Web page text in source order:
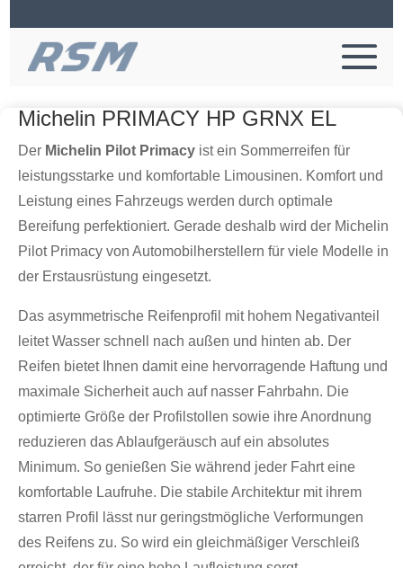
Michelin PRIMACY HP GRNX EL
Der Michelin Pilot Primacy ist ein Sommerreifen für
leistungsstarke und komfortable Limousinen. Komfort und
Leistung eines Fahrzeugs werden durch optimale
Bereifung perfektioniert. Gerade deshalb wird der Michelin
Pilot Primacy von Automobilherstellern für viele Modelle in
der Erstausrüstung eingesetzt.
Das asymmetrische Reifenprofil mit hohem Negativanteil
leitet Wasser schnell nach außen und hinten ab. Der
Reifen bietet Ihnen damit eine hervorragende Haftung und
maximale Sicherheit auch auf nasser Fahrbahn. Die
optimierte Größe der Profilstollen sowie ihre Anordnung
reduzieren das Ablaufgeräusch auf ein absolutes
Minimum. So genießen Sie während jeder Fahrt eine
komfortable Laufruhe. Die stabile Architektur mit ihrem
starren Profil lässt nur geringstmögliche Verformungen
des Reifens zu. So wird ein gleichmäßiger Verschleiß